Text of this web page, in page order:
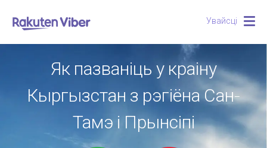
Увайсці
Як пазваніць у краіну
Кыргызстан з рэгіёна Сан-
Тамэ і Прынсіпі